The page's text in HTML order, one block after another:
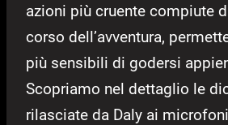
azioni più cruente compiute
corso dell’avventura,
più sensibili di godersi
Scopriamo nel dettaglio le
rilasciate da Daly ai